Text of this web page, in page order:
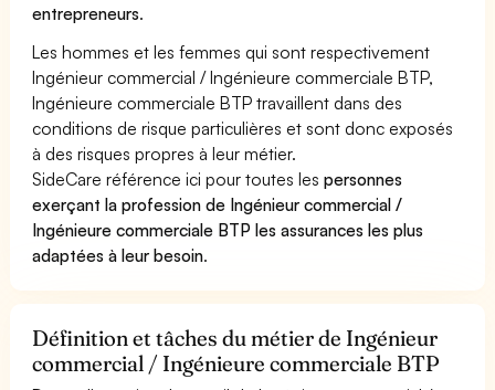
entrepreneurs.
Les hommes et les femmes qui sont respectivement
Ingénieur commercial / Ingénieure commerciale BTP,
Ingénieure commerciale BTP travaillent dans des
conditions de risque particulières et sont donc exposés
à des risques propres à leur métier.
SideCare référence ici pour toutes lespersonnes
exerçant la profession de Ingénieur commercial /
Ingénieure commerciale BTP les assurances les plus
adaptées à leur besoin.
Définition et tâches du métier de Ingénieur
commercial / Ingénieure commerciale BTP